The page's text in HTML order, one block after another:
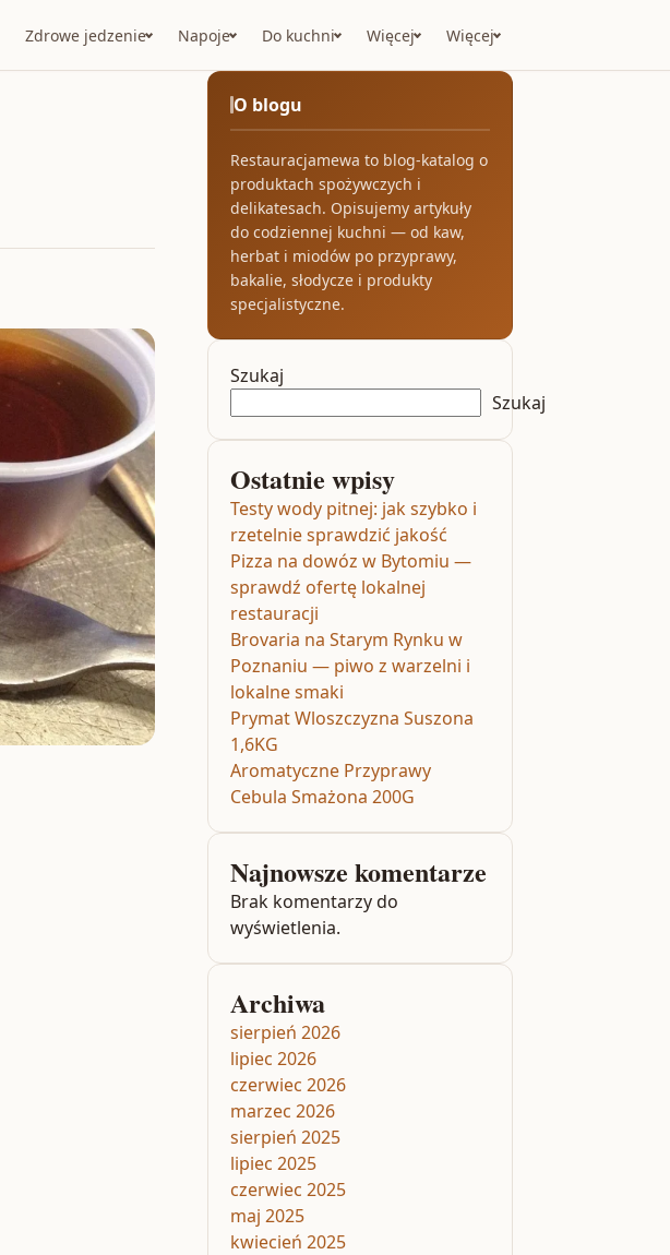
Zdrowe jedzenie Napoje Do kuchni Więcej Więcej
O blogu
Restauracjamewa to blog-katalog o
produktach spożywczych i
delikatesach. Opisujemy artykuły
do codziennej kuchni — od kaw,
herbat i miodów po przyprawy,
bakalie, słodycze i produkty
specjalistyczne.
Szukaj
Szukaj
Ostatnie wpisy
Testy wody pitnej: jak szybko i
rzetelnie sprawdzić jakość
Pizza na dowóz w Bytomiu —
sprawdź ofertę lokalnej
restauracji
Brovaria na Starym Rynku w
Poznaniu — piwo z warzelni i
lokalne smaki
Prymat Wloszczyzna Suszona
1,6KG
Aromatyczne Przyprawy
Cebula Smażona 200G
Najnowsze komentarze
Brak komentarzy do
wyświetlenia.
Archiwa
sierpień 2026
lipiec 2026
czerwiec 2026
marzec 2026
sierpień 2025
lipiec 2025
czerwiec 2025
maj 2025
kwiecień 2025